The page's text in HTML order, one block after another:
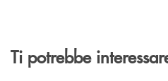
Ti potrebbe